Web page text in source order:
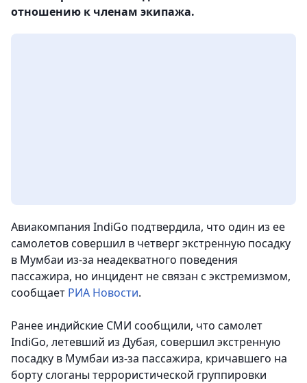
отношению к членам экипажа.
Авиакомпания IndiGo подтвердила, что один из ее
самолетов совершил в четверг экстренную посадку
в Мумбаи из-за неадекватного поведения
пассажира, но инцидент не связан с экстремизмом,
сообщает РИА Новости.
Ранее индийские СМИ сообщили, что самолет
IndiGo, летевший из Дубая, совершил экстренную
посадку в Мумбаи из-за пассажира, кричавшего на
борту слоганы террористической группировки